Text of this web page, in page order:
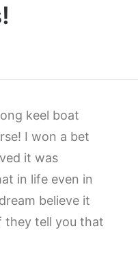
keel boat
I won a bet
it was
in life even in
believe it
they tell you that